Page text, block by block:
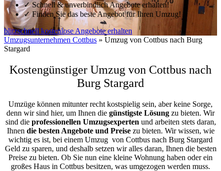
✓Schnell & unverbindlich Angebote erhalten!
✓Finden Sie das beste Angebot für Ihren Umzug!
blitzschnell kostenlose Angebote erhalten
Umzugsunternehmen Cottbus » Umzug von Cottbus nach Burg
Stargard
Kostengünstiger Umzug von Cottbus nach
Burg Stargard
Umzüge können mitunter recht kostspielig sein, aber keine Sorge,
denn wir sind hier, um Ihnen die günstigste Lösung zu bieten. Wir
sind die professionellen Umzugsexperten und arbeiten stets daran,
Ihnen die besten Angebote und Preisezu bieten. Wir wissen, wie
wichtig es ist, bei einem Umzug von Cottbus nach Burg Stargard
Geld zu sparen, und deshalb setzen wir alles daran, Ihnen die besten
Preise zu bieten. Ob Sie nun eine kleine Wohnung haben oder ein
großes Haus in Cottbus besitzen, was umgezogen werden muss.